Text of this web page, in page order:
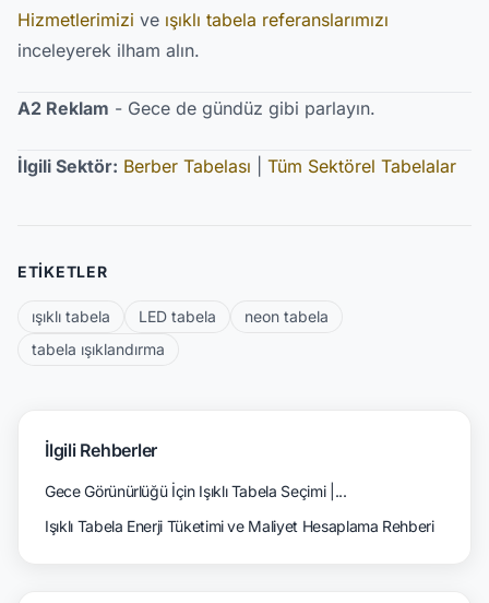
Hizmetlerimizi ve ışıklı tabela referanslarımızı
inceleyerek ilham alın.
A2 Reklam - Gece de gündüz gibi parlayın.
İlgili Sektör: Berber Tabelası Tüm Sektörel Tabelalar
ETIKETLER
ışıklı tabela LED tabela
neon tabela
tabela ışıklandırma
İlgili Rehberler
Gece Görünürlüğü İçin Işıklı Tabela Seçimi |...
Işıklı Tabela Enerji Tüketimi ve Maliyet Hesaplama Rehberi